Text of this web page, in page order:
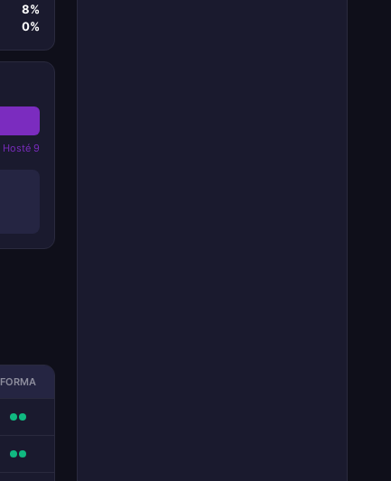
8%
0%
Hosté 9
FORMA